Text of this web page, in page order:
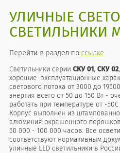
УЛИЧНЫЕ
СВЕТИЛЬНИКИ
Перейти в раздел по ссылке.
Cветильники серии СКУ 01, СКУ 02,
хорошие эксплуатационные
светового потока от 3000 до
энергия всего от 50 до 150 Вт -
работать при температуре от -
Корпус выполнен из
алюминия окрашенного
50 000 - 100 000 часов. Все
соответствуют нормативным
уличные LED светильники в